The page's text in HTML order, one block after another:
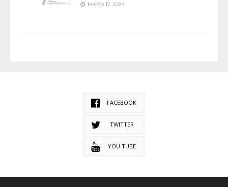
MAYO 17, 2024
FACEBOOK
TWITTER
YOU TUBE